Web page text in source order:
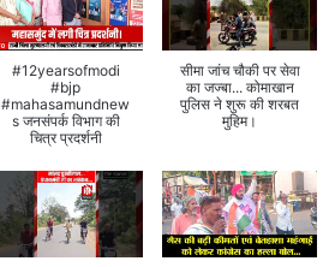
#12yearsofmodi
#bjp
#mahasamundnew
s जनसंपर्क विभाग की
चित्र प्रदर्शनी
सीमा जांच चौकी पर सेवा
का जज्बा... कोमाखान
पुलिस ने शुरू की शरबत
मुहिम।